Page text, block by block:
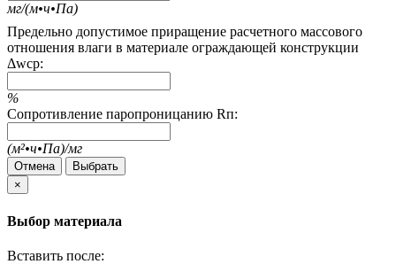
мг/(м•ч•Па)
Предельно допустимое приращение расчетного массового
отношения влаги в материале ограждающей конструкции
Δwcp:
%
Сопротивление паропроницанию Rп:
(м²•ч•Па)/мг
Отмена
Выбрать
×
Выбор материала
Вставить после: